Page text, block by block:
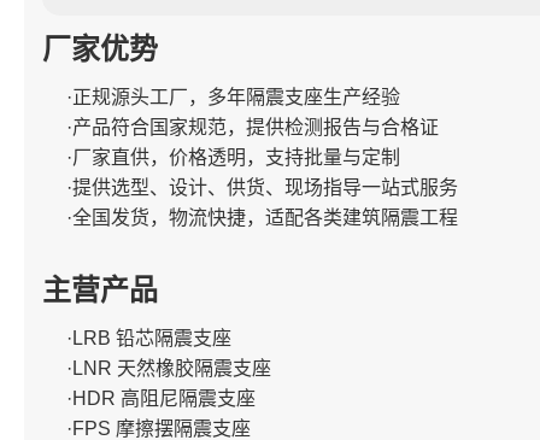
厂家优势
·正规源头工厂，多年隔震支座生产经验
·产品符合国家规范，提供检测报告与合格证
·厂家直供，价格透明，支持批量与定制
·提供选型、设计、供货、现场指导一站式服务
·全国发货，物流快捷，适配各类建筑隔震工程
主营产品
·LRB 铅芯隔震支座
·LNR 天然橡胶隔震支座
·HDR 高阻尼隔震支座
·FPS 摩擦摆隔震支座